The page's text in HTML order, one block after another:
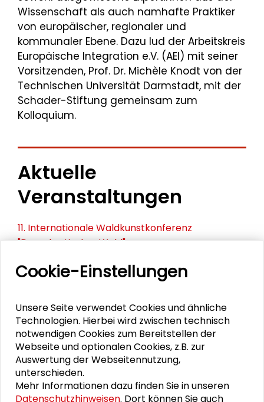
Wissenschaft als auch namhafte Praktiker
von europäischer, regionaler und
kommunaler Ebene. Dazu lud der Arbeitskreis
Europäische Integration e.V. (AEI) mit seiner
Vorsitzenden, Prof. Dr. Michèle Knodt von der
Technischen Universität Darmstadt, mit der
Schader-Stiftung gemeinsam zum
Kolloquium.
Aktuelle
Veranstaltungen
11. Internationale Waldkunstkonferenz
"Demokratischer Wald"
Schlüsseltexte für die Wirtschaft von morgen
Dialog
Schader-Festival 2026
25. Runder Tisch Wissenschaftsstadt Darmstadt
Cookie-Einstellungen
Unsere Seite verwendet Cookies und ähnliche
Technologien. Hierbei wird zwischen technisch
notwendigen Cookies zum Bereitstellen der
Webseite und optionalen Cookies, z.B. zur
Auswertung der Webseitennutzung,
unterschieden.
Mehr Informationen dazu finden Sie in unseren
Datenschutzhinweisen. Dort können Sie auch